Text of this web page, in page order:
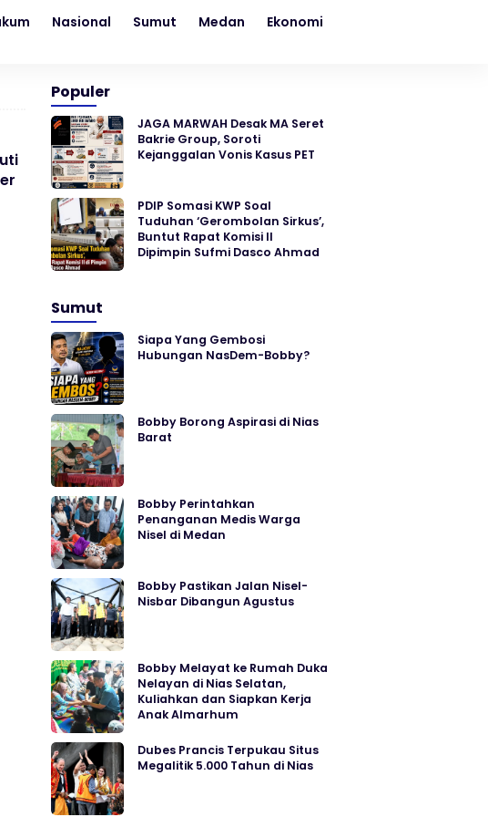
Nasional Sumut Medan Ekonomi
Populer
JAGA MARWAH Desak MA Seret
Bakrie Group, Soroti
Kejanggalan Vonis Kasus PET
PDIP Somasi KWP Soal
Tuduhan ‘Gerombolan Sirkus’,
Buntut Rapat Komisi II
Dipimpin Sufmi Dasco Ahmad
Sumut
Siapa Yang Gembosi
Hubungan NasDem-Bobby?
Bobby Borong Aspirasi di Nias
Barat
Bobby Perintahkan
Penanganan Medis Warga
Nisel di Medan
Bobby Pastikan Jalan Nisel-
Nisbar Dibangun Agustus
Bobby Melayat ke Rumah Duka
Nelayan di Nias Selatan,
Kuliahkan dan Siapkan Kerja
Anak Almarhum
Dubes Prancis Terpukau Situs
Megalitik 5.000 Tahun di Nias